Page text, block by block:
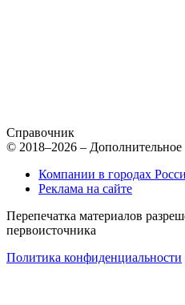
Справочник
© 2018–2026 – Дополнительное
Компании в городах
Реклама на сайте
Перепечатка материалов
первоисточника
Политика конфиденциальности